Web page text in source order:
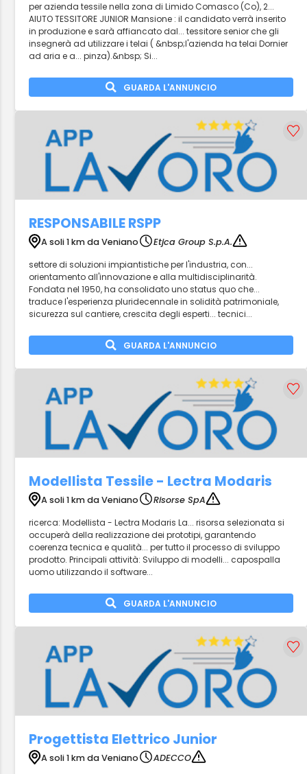
per azienda tessile nella zona di Limido Comasco (Co), 2...
AIUTO TESSITORE JUNIOR Mansione : il candidato verrà inserito
in produzione e sarà affiancato dal... tessitore senior che gli
insegnerà ad utilizzare i telai ( &nbsp;l'azienda ha telai Dornier
ad aria e a... pinza).&nbsp; Si...
GUARDA L'ANNUNCIO
RESPONSABILE RSPP
A soli 1 km da Veniano
Etjca Group S.p.A.
settore di soluzioni impiantistiche per l'industria, con...
orientamento all'innovazione e alla multidisciplinarità.
Fondata nel 1950, ha consolidato uno status quo che...
traduce l'esperienza pluridecennale in solidità patrimoniale,
sicurezza sul cantiere, crescita degli esperti... tecnici...
GUARDA L'ANNUNCIO
Modellista Tessile - Lectra Modaris
A soli 1 km da Veniano
Risorse SpA
ricerca: Modellista - Lectra Modaris La... risorsa selezionata si
occuperà della realizzazione dei prototipi, garantendo
coerenza tecnica e qualità... per tutto il processo di sviluppo
prodotto. Principali attività: Sviluppo di modelli... capospalla
uomo utilizzando il software...
GUARDA L'ANNUNCIO
Progettista Elettrico Junior
A soli 1 km da Veniano
ADECCO